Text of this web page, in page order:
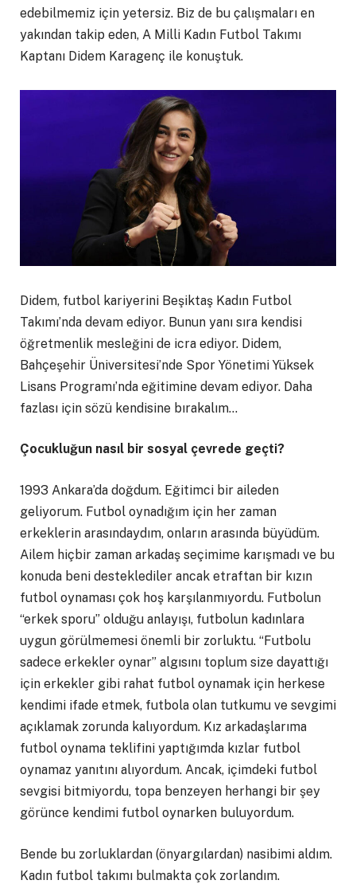
edebilmemiz için yetersiz. Biz de bu çalışmaları en
yakından takip eden, A Milli Kadın Futbol Takımı
Kaptanı Didem Karagenç ile konuştuk.
Didem, futbol kariyerini Beşiktaş Kadın Futbol
Takımı’nda devam ediyor. Bunun yanı sıra kendisi
öğretmenlik mesleğini de icra ediyor. Didem,
Bahçeşehir Üniversitesi’nde Spor Yönetimi Yüksek
Lisans Programı’nda eğitimine devam ediyor. Daha
fazlası için sözü kendisine bırakalım…
Çocukluğun nasıl bir sosyal çevrede geçti?
1993 Ankara’da doğdum. Eğitimci bir aileden
geliyorum. Futbol oynadığım için her zaman
erkeklerin arasındaydım, onların arasında büyüdüm.
Ailem hiçbir zaman arkadaş seçimime karışmadı ve bu
konuda beni desteklediler ancak etraftan bir kızın
futbol oynaması çok hoş karşılanmıyordu. Futbolun
“erkek sporu” olduğu anlayışı, futbolun kadınlara
uygun görülmemesi önemli bir zorluktu. “Futbolu
sadece erkekler oynar” algısını toplum size dayattığı
için erkekler gibi rahat futbol oynamak için herkese
kendimi ifade etmek, futbola olan tutkumu ve sevgimi
açıklamak zorunda kalıyordum. Kız arkadaşlarıma
futbol oynama teklifini yaptığımda kızlar futbol
oynamaz yanıtını alıyordum. Ancak, içimdeki futbol
sevgisi bitmiyordu, topa benzeyen herhangi bir şey
görünce kendimi futbol oynarken buluyordum.
Bende bu zorluklardan (önyargılardan) nasibimi aldım.
Kadın futbol takımı bulmakta çok zorlandım.